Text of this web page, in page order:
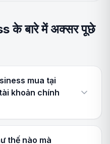
के बारे में अक्सर पूछे
mua tại
khoản chính
thế nào mà